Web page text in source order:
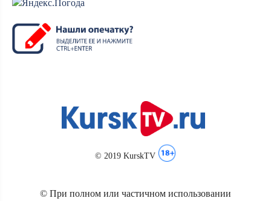
© 2019 KurskTV
© При полном или частичном использовании